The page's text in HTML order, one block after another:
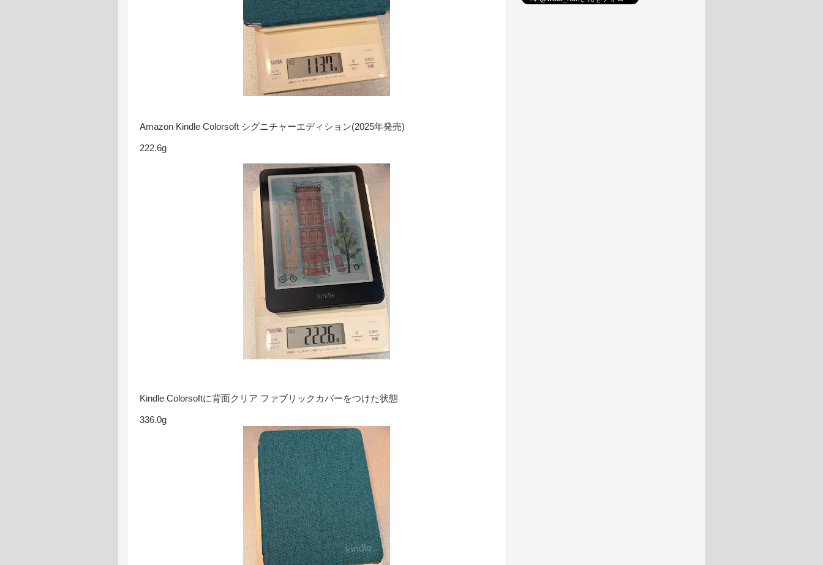
Amazon Kindle Colorsoft シグニチャーエディション(2025年発売)
222.6g
Kindle Colorsoftに背面クリア ファブリックカバーをつけた状態
336.0g